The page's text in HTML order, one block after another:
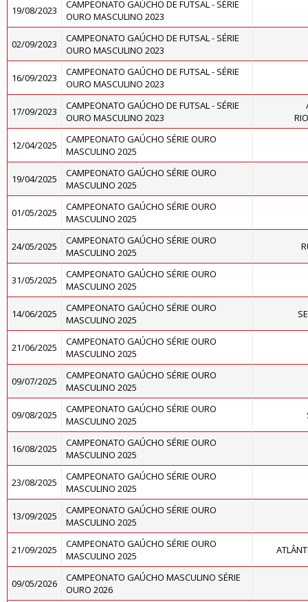
19/08/2023
CAMPEONATO GAÚCHO DE FUTSAL - SÉRIE
OURO MASCULINO 2023
02/09/2023
CAMPEONATO GAÚCHO DE FUTSAL - SÉRIE
OURO MASCULINO 2023
16/09/2023
CAMPEONATO GAÚCHO DE FUTSAL - SÉRIE
OURO MASCULINO 2023
17/09/2023
CAMPEONATO GAÚCHO DE FUTSAL - SÉRIE
OURO MASCULINO 2023
12/04/2025
CAMPEONATO GAÚCHO SÉRIE OURO
MASCULINO 2025
19/04/2025
CAMPEONATO GAÚCHO SÉRIE OURO
MASCULINO 2025
01/05/2025
CAMPEONATO GAÚCHO SÉRIE OURO
MASCULINO 2025
24/05/2025
CAMPEONATO GAÚCHO SÉRIE OURO
MASCULINO 2025
31/05/2025
CAMPEONATO GAÚCHO SÉRIE OURO
MASCULINO 2025
14/06/2025
CAMPEONATO GAÚCHO SÉRIE OURO
MASCULINO 2025
21/06/2025
CAMPEONATO GAÚCHO SÉRIE OURO
MASCULINO 2025
09/07/2025
CAMPEONATO GAÚCHO SÉRIE OURO
MASCULINO 2025
09/08/2025
CAMPEONATO GAÚCHO SÉRIE OURO
MASCULINO 2025
16/08/2025
CAMPEONATO GAÚCHO SÉRIE OURO
MASCULINO 2025
23/08/2025
CAMPEONATO GAÚCHO SÉRIE OURO
MASCULINO 2025
13/09/2025
CAMPEONATO GAÚCHO SÉRIE OURO
MASCULINO 2025
21/09/2025
CAMPEONATO GAÚCHO SÉRIE OURO
MASCULINO 2025
09/05/2026
CAMPEONATO GAÚCHO MASCULINO SÉRIE
OURO 2026